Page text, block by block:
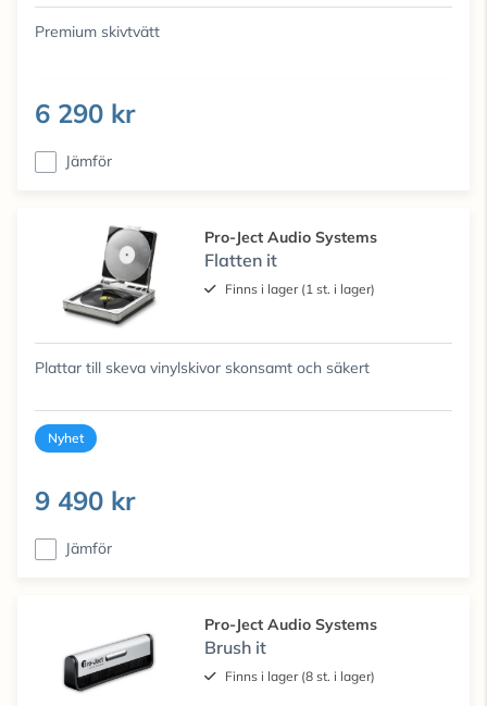
Premium skivtvätt
6 290 kr
Jämför
Pro-Ject Audio Systems
Flatten it
Finns i lager (1 st. i lager)
Plattar till skeva vinylskivor skonsamt och säkert
Nyhet
9 490 kr
Jämför
Pro-Ject Audio Systems
Brush it
Finns i lager (8 st. i lager)